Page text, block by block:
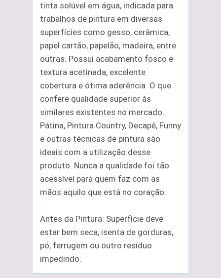
tinta solúvel em água, indicada para
trabalhos de pintura em diversas
superfícies como gesso, cerâmica,
papel cartão, papelão, madeira, entre
outras. Possui acabamento fosco e
textura acetinada, excelente
cobertura e ótima aderência. O que
confere qualidade superior às
similares existentes no mercado.
Pátina, Pintura Country, Decapê, Funny
e outras técnicas de pintura são
ideais com a utilização desse
produto. Nunca a qualidade foi tão
acessível para quem faz com as
mãos aquilo que está no coração.
Antes da Pintura: Superfície deve
estar bem seca, isenta de gorduras,
pó, ferrugem ou outro resíduo
impedindo.